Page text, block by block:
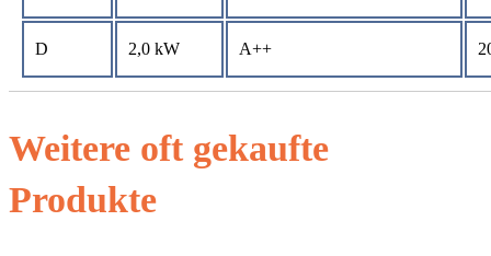
D 2,0 kW A++
Weitere oft gekaufte
Produkte